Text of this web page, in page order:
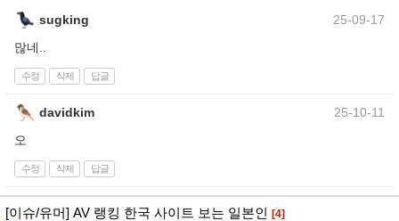
sugking
25-09-17
많네..
수정 삭제 답글
davidkim
25-10-11
오
수정 삭제 답글
[이슈/유머] AV 랭킹 한국 사이트 보는 일본인 [4]